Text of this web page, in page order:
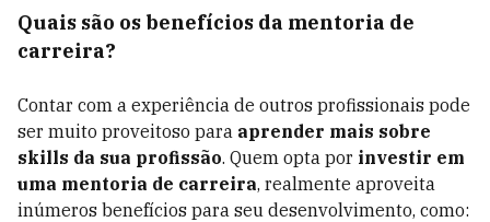
Quais são os benefícios da mentoria de
carreira?
Contar com a experiência de outros profissionais pode
ser muito proveitoso para aprender mais sobre
skills da sua profissão. Quem opta por investir em
uma mentoria de carreira, realmente aproveita
inúmeros benefícios para seu desenvolvimento, como: